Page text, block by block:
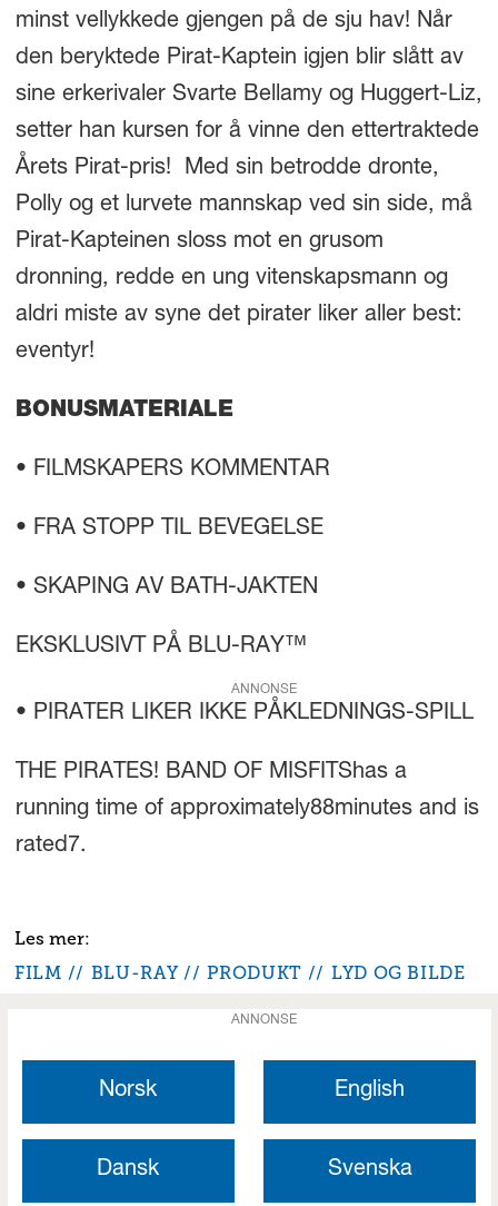
minst vellykkede gjengen på de sju hav! Når
den beryktede Pirat-Kaptein igjen blir slått av
sine erkerivaler Svarte Bellamy og Huggert-Liz,
setter han kursen for å vinne den ettertraktede
Årets Pirat-pris! Med sin betrodde dronte,
Polly og et lurvete mannskap ved sin side, må
Pirat-Kapteinen sloss mot en grusom
dronning, redde en ung vitenskapsmann og
aldri miste av syne det pirater liker aller best:
eventyr!
BONUSMATERIALE
• FILMSKAPERS KOMMENTAR
• FRA STOPP TIL BEVEGELSE
• SKAPING AV BATH-JAKTEN
EKSKLUSIVT PÅ BLU-RAY™
ANNONSE
• PIRATER LIKER IKKE PÅKLEDNINGS-SPILL
THE PIRATES! BAND OF MISFITShas a
running time of approximately88minutes and is
rated7.
FILM BLU-RAY PRODUKT LYD OG BILDE
ANNONSE
Norsk English
Dansk Svenska